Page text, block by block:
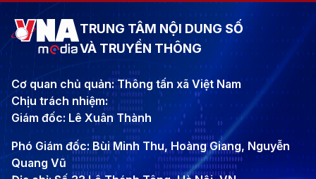
TRUNG TÂM NỘI DUNG SỐ
VÀ TRUYỀN THÔNG
Cơ quan chủ quản: Thông tấn xã Việt Nam
Chịu trách nhiệm:
Giám đốc: Lê Xuân Thành
Phó Giám đốc: Bùi Minh Thu, Hoàng Giang, Nguyễn
Quang Vũ